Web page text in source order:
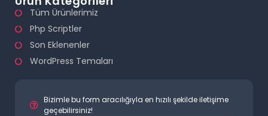
Tüm Ürünlerimiz
Php Scriptler
Son Eklenenler
WordPress Temaları
Bizimle bu form aracılığıyla en hızılı şekilde iletişime
geçebilirsiniz!